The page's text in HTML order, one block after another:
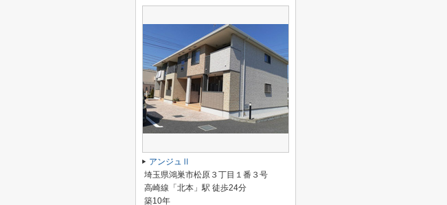
アンジュⅡ
埼玉県鴻巣市松原３丁目１番３号
高崎線「北本」駅 徒歩24分
築10年